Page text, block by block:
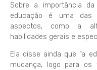
Sobre a importância
educação é uma das
aspectos, como a
habilidades gerais e
Ela disse ainda que “a
mudança, logo para os